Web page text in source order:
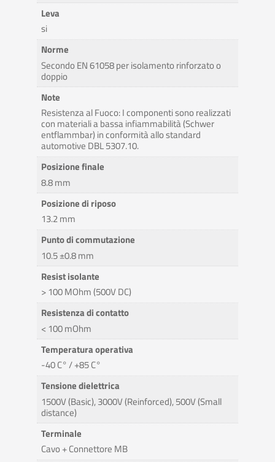
Leva
si
Norme
Secondo EN 61058 per isolamento rinforzato o
doppio
Note
Resistenza al Fuoco: I componenti sono realizzati
con materiali a bassa infiammabilità (Schwer
entflammbar) in conformità allo standard
automotive DBL 5307.10.
Posizione finale
8.8 mm
Posizione di riposo
13.2 mm
Punto di commutazione
10.5 ±0.8 mm
Resist isolante
> 100 MOhm (500V DC)
Resistenza di contatto
< 100 mOhm
Temperatura operativa
-40 C° / +85 C°
Tensione dielettrica
1500V (Basic), 3000V (Reinforced), 500V (Small
distance)
Terminale
Cavo + Connettore MB